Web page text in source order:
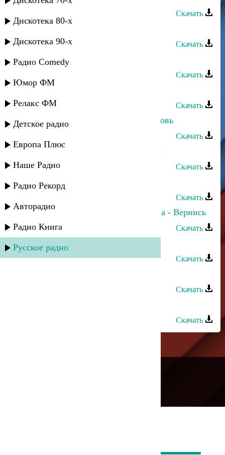
Дискотека 80-х
Дискотека 90-х
Радио Comedy
Юмор ФМ
Релакс ФМ
Детское радио
Европа Плюс
Наше Радио
Радио Рекорд
Авторадио
Радио Книга
Русское радио
Скачать
Скачать
Зайнаб Махаева - Тебе любимый
Скачать
Зайнаб Махаева - Не мучай меня
Скачать
Зайнаб Махаева - Непокорная любовь
Скачать
Зайнаб Махаева - Мечта женщины
Скачать
Зайнаб Махаева - Будь счастлива
Скачать
Зайнаб Махаева и Лариса Гаджиева - Вернись
Скачать
Скачать
Скачать
Скачать